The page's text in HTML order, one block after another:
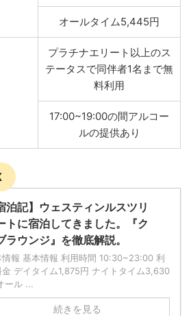
オールタイム5,445円
プラチナエリート以上のス
テータスで同伴者1名まで無
料利用
17:00~19:00の間アルコー
ルの提供あり
泊記】ウェスティンルスツリ
トに宿泊してきました。『ク
ラウンジ』を徹底解説。
情報 基本情報 利用時間 10:30~23:00 利
金 デイタイム1,875円 ナイトタイム3,630
ール ...
続きを見る